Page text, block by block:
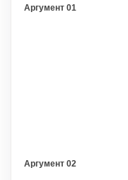
Аргумент 01
Аргумент 02